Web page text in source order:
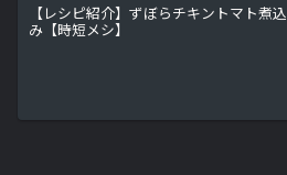
【レシピ紹介】ずぼらチキントマト煮込
み【時短メシ】